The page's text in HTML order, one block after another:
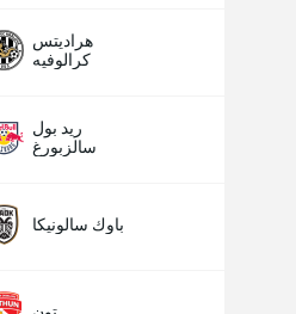
هراديتس
كرالوفيه
ريد بول
سالزبورغ
باوك سالونيكا